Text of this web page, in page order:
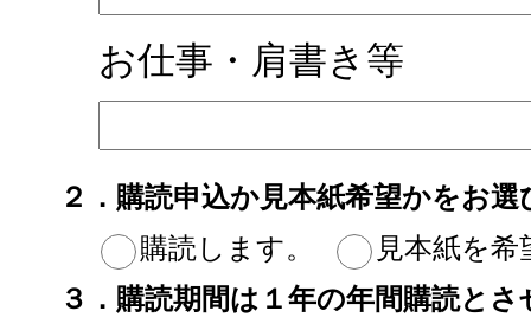
お仕事・肩書き等
２．購読申込か見本紙希望かをお
購読します。
見本紙を
３．購読期間は１年の年間購読と